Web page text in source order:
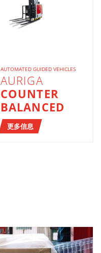
AUTOMATED GUIDED VEHICLES
AURIGA
COUNTER
BALANCED
更多信息